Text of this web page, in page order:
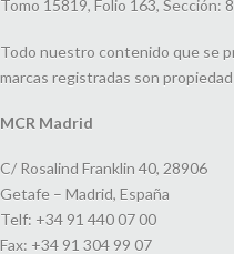
Tomo 15819, Folio 163, Sección:
Todo nuestro contenido que se
marcas registradas son
MCR Madrid
C/ Rosalind Franklin 40, 28906
Getafe – Madrid, España
Telf: +34 91 440 07 00
Fax: +34 91 304 99 07